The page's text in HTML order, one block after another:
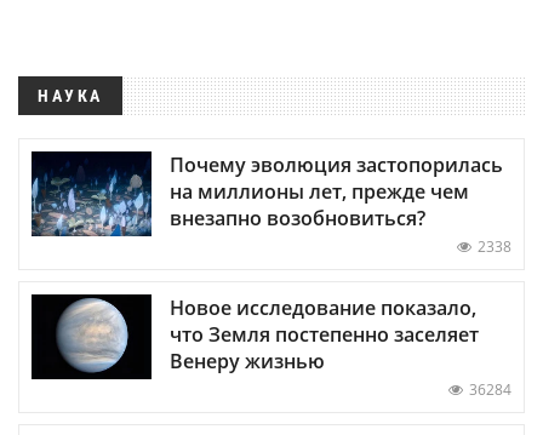
НАУКА
Почему эволюция застопорилась
на миллионы лет, прежде чем
внезапно возобновиться?
2338
Новое исследование показало,
что Земля постепенно заселяет
Венеру жизнью
36284